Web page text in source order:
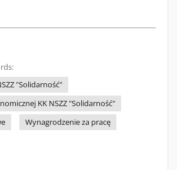
"Solidarność"
KK NSZZ "Solidarność"
Wynagrodzenie za pracę